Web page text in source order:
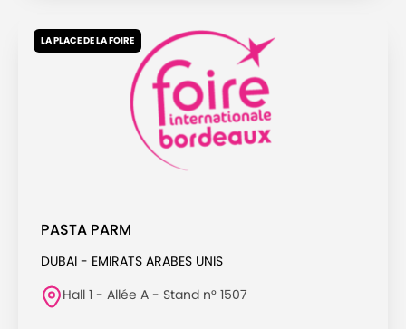
LA PLACE DE LA FOIRE
PASTA PARM
DUBAI - EMIRATS ARABES UNIS
Hall 1 - Allée A - Stand n° 1507